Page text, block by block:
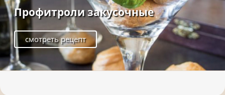
Профитроли закусочные
смотреть рецепт